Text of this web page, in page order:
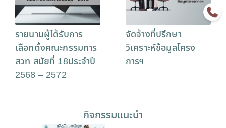
รายนามผู้ได้รับการ
เลือกตั้งคณะกรรมการ
สวท สมัยที่ 18ประจำปี
2568 – 2572
จัดจ้างที่ปรึกษา
วิเคราะห์ข้อมูลโครง
การฯ
กิจกรรมแนะนำ